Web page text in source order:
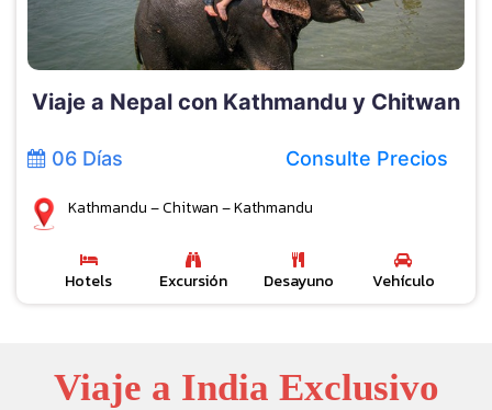
Viaje a Nepal con Kathmandu y Chitwan
06 Días Consulte Precios
Kathmandu – Chitwan – Kathmandu
Hotels Excursión Desayuno Vehículo
Viaje a India Exclusivo